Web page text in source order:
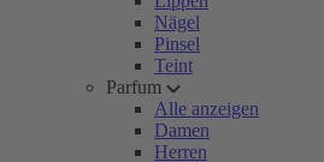
Nägel
Pinsel
Teint
Parfum
Alle anzeigen
Damen
Herren